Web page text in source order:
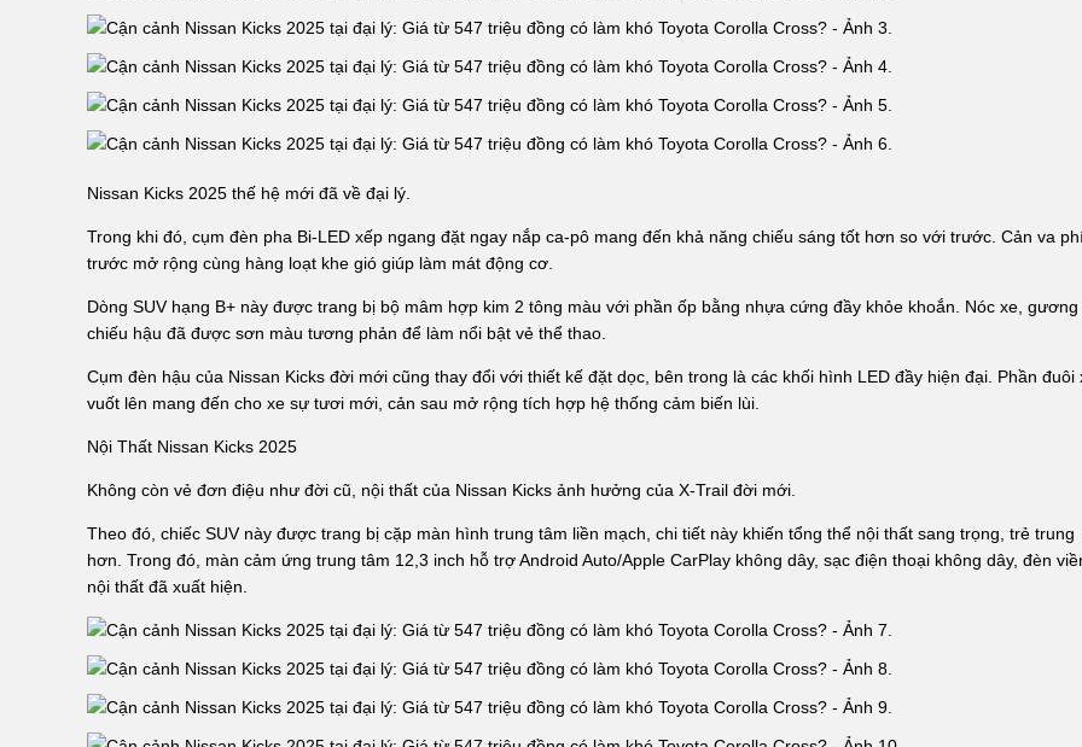
Nissan Kicks 2025 thế hệ mới đã về đại lý.
Trong khi đó, cụm đèn pha Bi-LED xếp ngang đặt ngay nắp ca-pô mang đến khả năng chiếu sáng tốt hơn so với trước. Cản va
trước mở rộng cùng hàng loạt khe gió giúp làm mát động cơ.
Dòng SUV hạng B+ này được trang bị bộ mâm hợp kim 2 tông màu với phần ốp bằng nhựa cứng đầy khỏe khoắn. Nóc xe, gương
chiếu hậu đã được sơn màu tương phản để làm nổi bật vẻ thể thao.
Cụm đèn hậu của Nissan Kicks đời mới cũng thay đổi với thiết kế đặt dọc, bên trong là các khối hình LED đầy hiện đại. Phần đuôi
vuốt lên mang đến cho xe sự tươi mới, cản sau mở rộng tích hợp hệ thống cảm biến lùi.
Nội Thất Nissan Kicks 2025
Không còn vẻ đơn điệu như đời cũ, nội thất của Nissan Kicks ảnh hưởng của X-Trail đời mới.
Theo đó, chiếc SUV này được trang bị cặp màn hình trung tâm liền mạch, chi tiết này khiến tổng thể nội thất sang trọng, trẻ trung
hơn. Trong đó, màn cảm ứng trung tâm 12,3 inch hỗ trợ Android Auto/Apple CarPlay không dây, sạc điện thoại không dây, đèn
nội thất đã xuất hiện.